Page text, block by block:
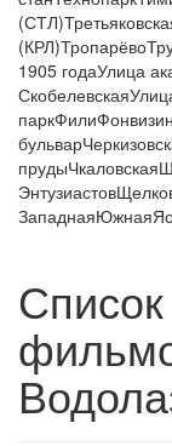
(СТЛ)
(КРЛ)Тропарёво
1905 годаУлица
Скобелевская
паркФили
бульвар
прудыЧкаловская
Энтузиастов
ЗападнаяЮжная